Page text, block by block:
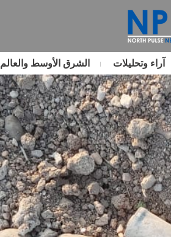
آراء وتحليلات الشرق الأوسط والعالم